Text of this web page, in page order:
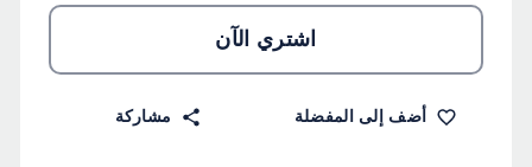
اشتري الآن
أضف إلى المفضلة مشاركة